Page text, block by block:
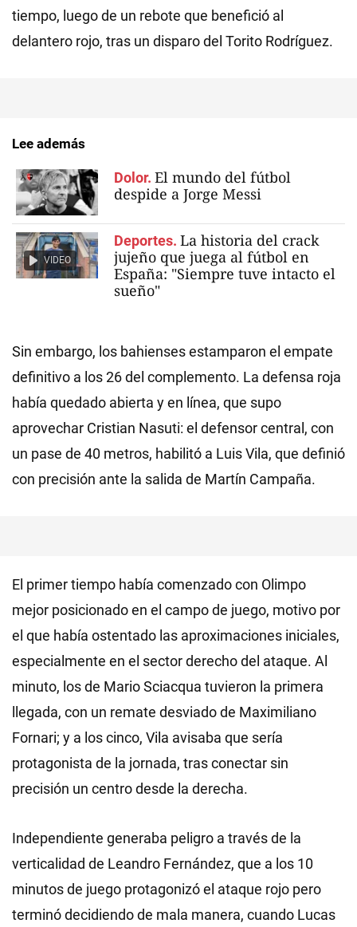
tiempo, luego de un rebote que benefició al
delantero rojo, tras un disparo del Torito Rodríguez.
Lee además
Dolor. El mundo del fútbol
despide a Jorge Messi
VIDEO
Deportes. La historia del crack
jujeño que juega al fútbol en
España: "Siempre tuve intacto el
sueño"
Sin embargo, los bahienses estamparon el empate
definitivo a los 26 del complemento. La defensa roja
había quedado abierta y en línea, que supo
aprovechar Cristian Nasuti: el defensor central, con
un pase de 40 metros, habilitó a Luis Vila, que definió
con precisión ante la salida de Martín Campaña.
El primer tiempo había comenzado con Olimpo
mejor posicionado en el campo de juego, motivo por
el que había ostentado las aproximaciones iniciales,
especialmente en el sector derecho del ataque. Al
minuto, los de Mario Sciacqua tuvieron la primera
llegada, con un remate desviado de Maximiliano
Fornari; y a los cinco, Vila avisaba que sería
protagonista de la jornada, tras conectar sin
precisión un centro desde la derecha.
Independiente generaba peligro a través de la
verticalidad de Leandro Fernández, que a los 10
minutos de juego protagonizó el ataque rojo pero
terminó decidiendo de mala manera, cuando Lucas